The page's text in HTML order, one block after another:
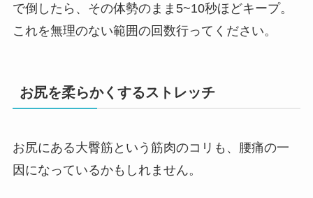
で倒したら、その体勢のまま5~10秒ほどキープ。
これを無理のない範囲の回数行ってください。
お尻を柔らかくするストレッチ
お尻にある大臀筋という筋肉のコリも、腰痛の一
因になっているかもしれません。